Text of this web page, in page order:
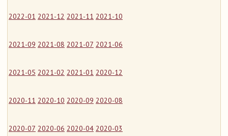
2022-01 2021-12 2021-11 2021-10
2021-09 2021-08 2021-07 2021-06
2021-05 2021-02 2021-01 2020-12
2020-11 2020-10 2020-09 2020-08
2020-07 2020-06 2020-04 2020-03